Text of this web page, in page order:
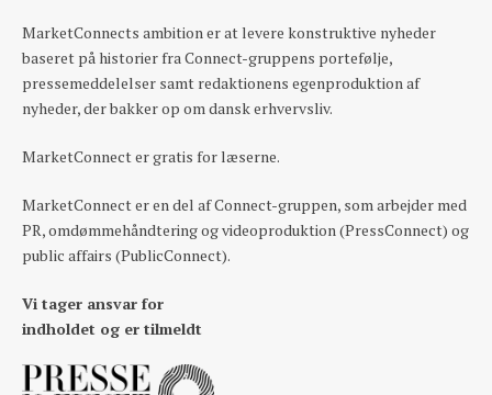
MarketConnects ambition er at levere konstruktive nyheder
baseret på historier fra Connect-gruppens portefølje,
pressemeddelelser samt redaktionens egenproduktion af
nyheder, der bakker op om dansk erhvervsliv.
MarketConnect er gratis for læserne.
MarketConnect er en del af Connect-gruppen, som arbejder med
PR, omdømmehåndtering og videoproduktion (PressConnect) og
public affairs (PublicConnect).
Vi tager ansvar for
indholdet og er tilmeldt